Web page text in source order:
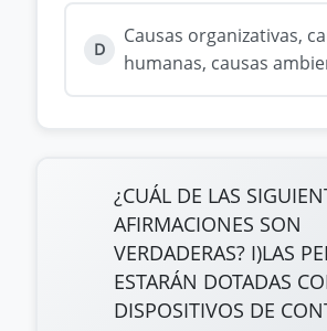
D
Causas organizativas,
humanas, causas
¿CUÁL DE LAS
AFIRMACIONES SON
VERDADERAS? I)LAS
ESTARÁN DOTADAS
DISPOSITIVOS DE